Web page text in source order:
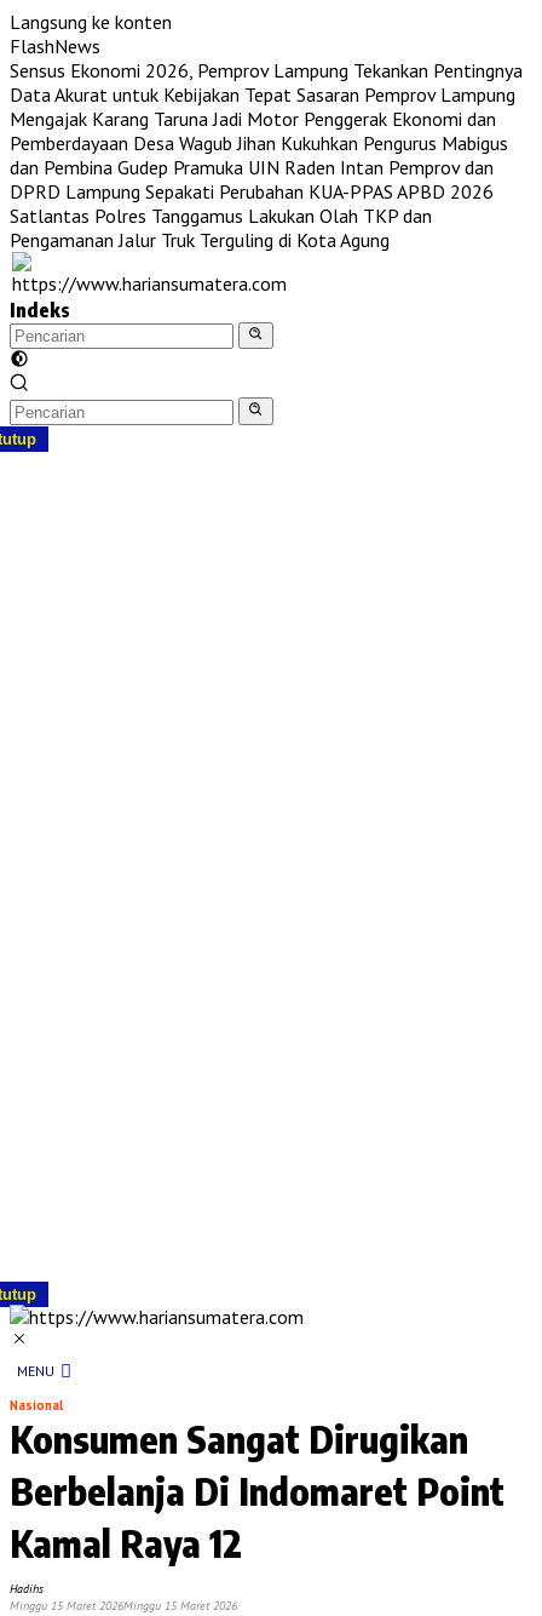
Langsung ke konten
FlashNews
Sensus Ekonomi 2026, Pemprov Lampung Tekankan Pentingnya
Data Akurat untuk Kebijakan Tepat Sasaran Pemprov Lampung
Mengajak Karang Taruna Jadi Motor Penggerak Ekonomi dan
Pemberdayaan Desa Wagub Jihan Kukuhkan Pengurus Mabigus
dan Pembina Gudep Pramuka UIN Raden Intan Pemprov dan
DPRD Lampung Sepakati Perubahan KUA-PPAS APBD 2026
Satlantas Polres Tanggamus Lakukan Olah TKP dan
Pengamanan Jalur Truk Terguling di Kota Agung
Indeks
MENU
Nasional
Konsumen Sangat Dirugikan
Berbelanja Di Indomaret Point
Kamal Raya 12
Hadihs
Minggu 15 Maret 2026Minggu 15 Maret 2026